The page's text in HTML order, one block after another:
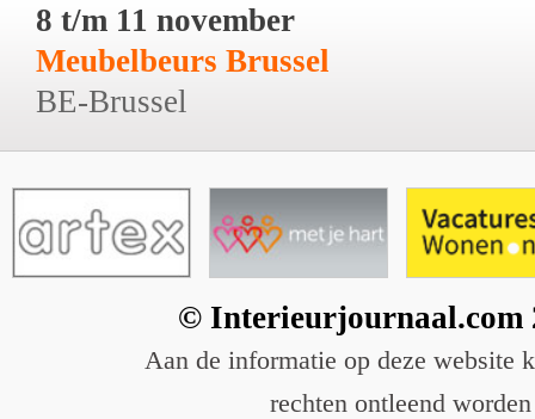
8 t/m 11 november
Meubelbeurs Brussel
BE-Brussel
© Interieurjournaal.com
Aan de informatie op deze website
rechten ontleend worden